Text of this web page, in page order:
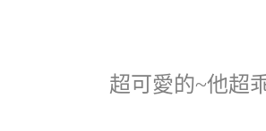
超可愛的~他超